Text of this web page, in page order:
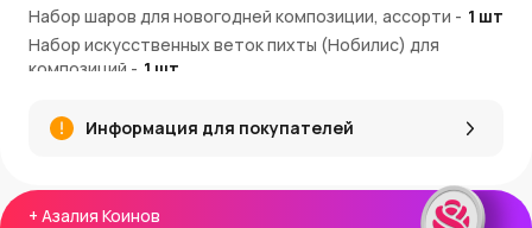
+ Азалия Коинов
Объемные ветки нобилиса с легким эффектом снега
выглядят выразительно и передают зимний характер
декора.
насыщенным и подчеркивают праздничные акценты.
Фигурка снеговика с животными создает небольшой
Шишки на ветках вносят природные элементы,
подчеркивая структуру новогоднего украшения.
Набор шаров для новогодней композиции, ассорти - 1 шт
Набор искусственных веток пихты (Нобилис) для
композиций - 1 шт
Информация для покупателей